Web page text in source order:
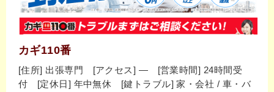
カギ110番
[住所] 出張専門 [アクセス] ― [営業時間] 24時間受
付 [定休日] 年中無休 [鍵トラブル] 家・会社 / 車・バ